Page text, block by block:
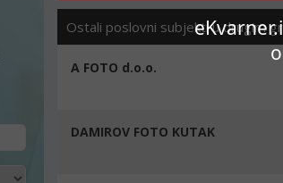
Ostali poslovni subjekti u drugim
A FOTO d.o.o.
DAMIROV FOTO KUTAK